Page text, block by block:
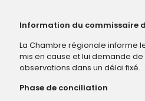
Information du commissaire
La Chambre régionale informe
mis en cause et lui demande
observations dans un délai fixé.
Phase de conciliation